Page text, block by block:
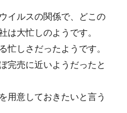
イルスの関係で、どこの
は大忙しのようです。
忙しさだったようです。
完売に近いようだったと
用意しておきたいと言う